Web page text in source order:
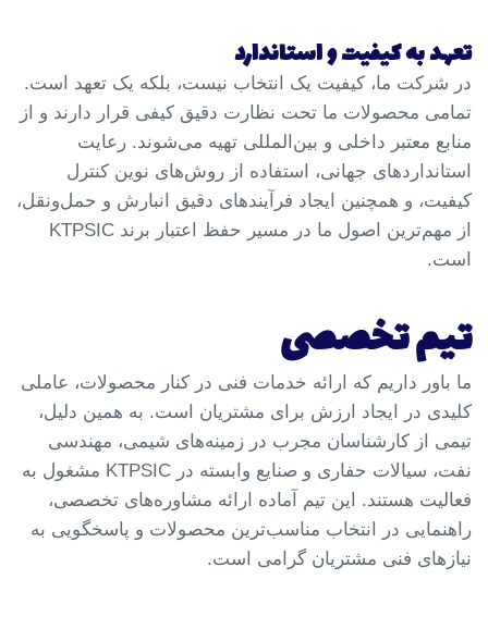
تعهد به کیفیت و استاندارد
در شرکت ما، کیفیت یک انتخاب نیست، بلکه یک تعهد است.
تمامی محصولات ما تحت نظارت دقیق کیفی قرار دارند و از
منابع معتبر داخلی و بین‌المللی تهیه می‌شوند. رعایت
استانداردهای جهانی، استفاده از روش‌های نوین کنترل
کیفیت، و همچنین ایجاد فرآیندهای دقیق انبارش و حمل‌ونقل،
از مهم‌ترین اصول ما در مسیر حفظ اعتبار برند KTPSIC
است.
تیم تخصصی
ما باور داریم که ارائه خدمات فنی در کنار محصولات، عاملی
کلیدی در ایجاد ارزش برای مشتریان است. به همین دلیل،
تیمی از کارشناسان مجرب در زمینه‌های شیمی، مهندسی
نفت، سیالات حفاری و صنایع وابسته در KTPSIC مشغول به
فعالیت هستند. این تیم آماده ارائه مشاوره‌های تخصصی،
راهنمایی در انتخاب مناسب‌ترین محصولات و پاسخگویی به
نیازهای فنی مشتریان گرامی است.